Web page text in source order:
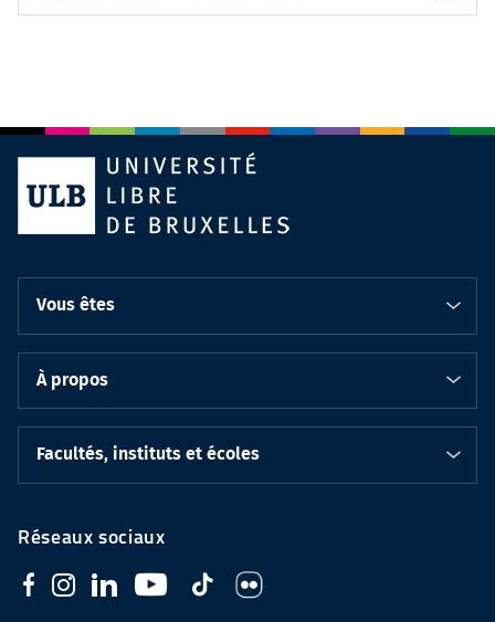
Vous êtes
À propos
Facultés, instituts et écoles
Réseaux sociaux